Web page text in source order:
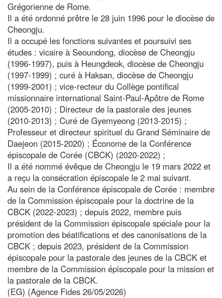
Grégorienne de Rome.
Il a été ordonné prêtre le 28 juin 1996 pour le diocèse de
Cheongju.
Il a occupé les fonctions suivantes et poursuivi ses
études : vicaire à Seoundong, diocèse de Cheongju
(1996-1997), puis à Heungdeok, diocèse de Cheongju
(1997-1999) ; curé à Haksan, diocèse de Cheongju
(1999-2001) ; vice-recteur du Collège pontifical
missionnaire international Saint-Paul-Apôtre de Rome
(2005-2010) ; Directeur de la pastorale des jeunes
(2010-2013) ; Curé de Gyemyeong (2013-2015) ;
Professeur et directeur spirituel du Grand Séminaire de
Daejeon (2015-2020) ; Économe de la Conférence
épiscopale de Corée (CBCK) (2020-2022) ;
Il a été nommé évêque de Cheongju le 19 mars 2022 et
a reçu la consécration épiscopale le 2 mai suivant.
Au sein de la Conférence épiscopale de Corée : membre
de la Commission épiscopale pour la doctrine de la
CBCK (2022-2023) ; depuis 2022, membre puis
président de la Commission épiscopale spéciale pour la
promotion des béatifications et des canonisations de la
CBCK ; depuis 2023, président de la Commission
épiscopale pour la pastorale des jeunes de la CBCK et
membre de la Commission épiscopale pour la mission et
la pastorale de la CBCK.
(EG) (Agence Fides 26/05/2026)